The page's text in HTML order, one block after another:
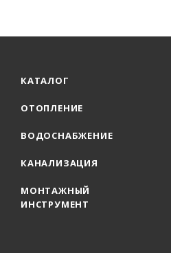
КАТАЛОГ
ОТОПЛЕНИЕ
ВОДОСНАБЖЕНИЕ
КАНАЛИЗАЦИЯ
МОНТАЖНЫЙ
ИНСТРУМЕНТ